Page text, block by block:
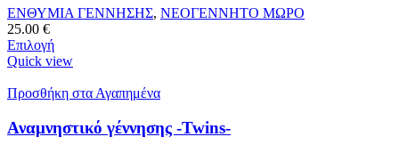
ΕΝΘΥΜΙΑ ΓΕΝΝΗΣΗΣ, ΝΕΟΓΕΝΝΗΤΟ ΜΩΡΟ
25.00 €
Επιλογή
Quick view
Προσθήκη στα Αγαπημένα
Αναμνηστικό γέννησης -Twins-